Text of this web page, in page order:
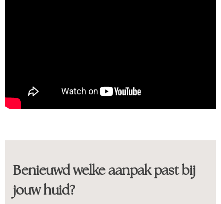
Benieuwd welke aanpak past bij
jouw huid?